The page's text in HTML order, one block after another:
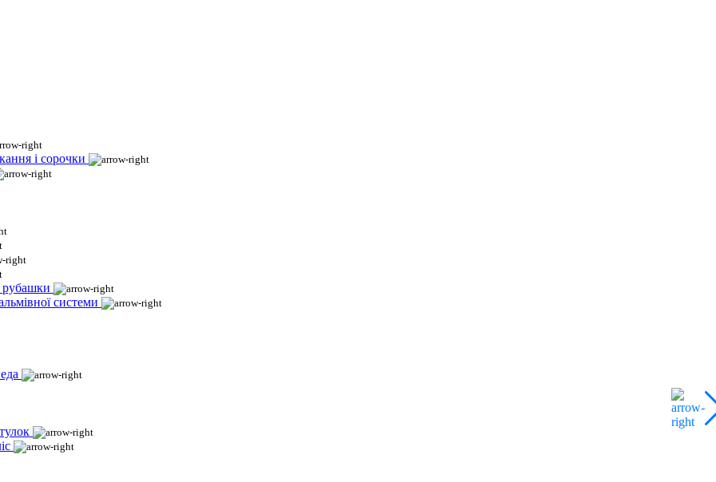
і сорочки
рубашки
системи